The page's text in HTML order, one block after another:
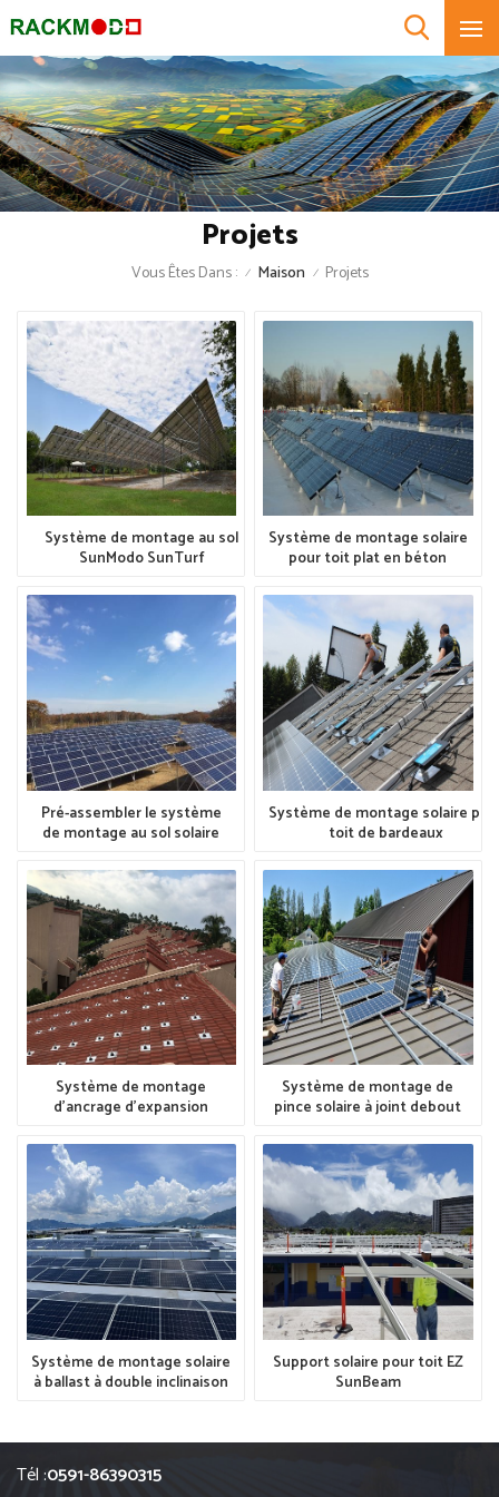
Projets
Vous Êtes Dans : / Maison / Projets
Système de montage au sol
SunModo SunTurf
Caractéristiques des projets
Application:Système de montage
au sol
solaireSystème:SoleilModoSystème
de montage au sol SunTurfLieu :
Amérique du NordTaille : 500KW
Système de montage solaire
pour toit plat en béton
Caractéristiques du
projetApplication:Système de
montage solaire pour toit plat
en bétonSystème : système
d'inclinaison EZEmplacement:
EUTaille : 200KW
Pré-assembler le système
de montage au sol solaire
Caractéristiques des projets
Application:Système de
montage au sol
solaireSystème:Pré-assembler
SolaireSystème de montage au
solLieu : JaponTaille : 816KW
Système de montage solaire
toit de bardeaux
Caractéristiques des projets
Application:Toit en bardeaux
composites/
de montage solaire pour toit de
bardeauxLieu : Amérique du
NordTaille : 100KW
Système de montage
d'ancrage d'expansion
Caractéristiques des projets
Application: Toit en
tuilesSystème:Système de
montage d'ancrage
d'expansion
TopTileEmplacement : UETaille
: 150KW
Système de montage de
pince solaire à joint debout
Caractéristiques des projets
Application:Toiture métallique
à joint deboutSystème:Système
de montage de pince solaire à
joint deboutEmplacement :
UETaille : 200KW
Système de montage solaire
à ballast à double inclinaison
Application:Toit plat en
bétonSystème:Système de
Support solaire pour toit EZ
SunBeam
Application:Support solaire
Tél :0591-86390315